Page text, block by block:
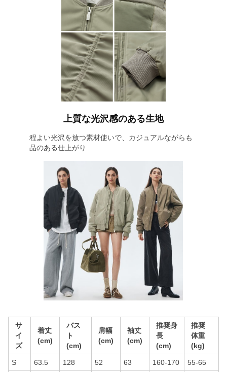
上質な光沢感のある生地
程よい光沢を放つ素材使いで、カジュアルながらも
品のある仕上がり
サ
イ
ズ
着丈
(cm)
バス
ト
(cm)
肩幅
(cm)
袖丈
(cm)
推奨身
長
(cm)
推奨
体重
(kg)
S 63.5 128 52 63 160-170 55-65